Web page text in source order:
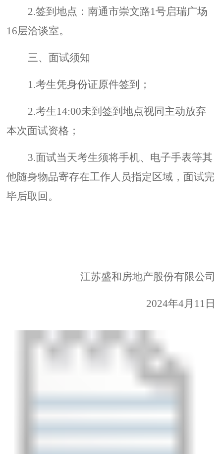
2.签到地点：南通市崇文路1号启瑞广场
16层洽谈室。
三、面试须知
1.考生凭身份证原件签到；
2.考生14:00未到签到地点视同主动放弃
本次面试资格；
3.面试当天考生须将手机、电子手表等其
他随身物品寄存在工作人员指定区域，面试完
毕后取回。
江苏盛和房地产股份有限公司
2024年4月 11 日